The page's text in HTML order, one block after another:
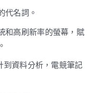
代名詞。
和高刷新率的螢幕，賦
到資料分析，電競筆記